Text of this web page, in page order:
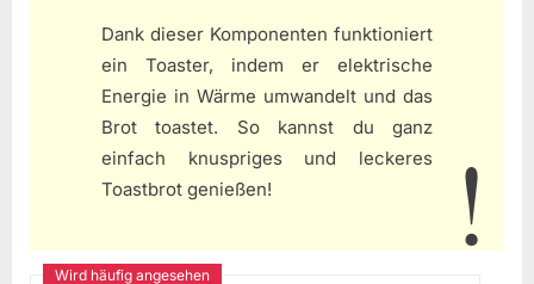
Dank dieser Komponenten funktioniert
ein Toaster, indem er elektrische
Energie in Wärme umwandelt und das
Brot toastet. So kannst du ganz
einfach knuspriges und leckeres
Toastbrot genießen!